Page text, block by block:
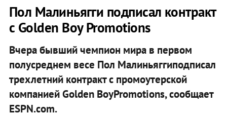
Пол Малиньягги подписал контракт
с Golden Boy Promotions
Вчера бывший чемпион мира в первом
полусреднем весе Пол Малиньяггиподписал
трехлетний контракт с промоутерской
компанией Golden BoyPromotions, сообщает
ESPN.com.